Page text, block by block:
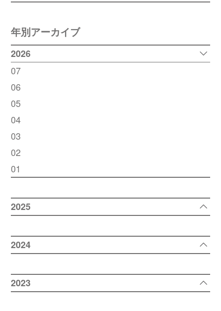
年別アーカイブ
2026
07
06
05
04
03
02
01
2025
2024
2023